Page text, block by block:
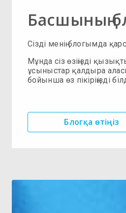
Басшының
Сізді менің блогымда
Мұнда сіз өзіңізді
ұсыныстар қалдыра
бойынша өз пікіріңізді
Блогқа өтіңіз